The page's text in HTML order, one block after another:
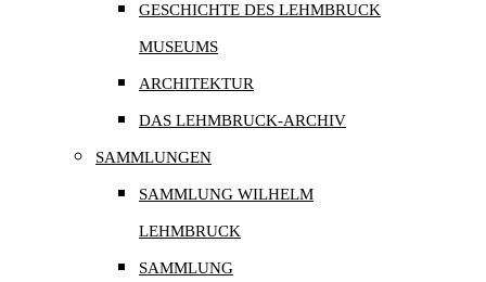
GESCHICHTE DES LEHMBRUCK
MUSEUMS
ARCHITEKTUR
DAS LEHMBRUCK-ARCHIV
SAMMLUNGEN
SAMMLUNG WILHELM
LEHMBRUCK
SAMMLUNG